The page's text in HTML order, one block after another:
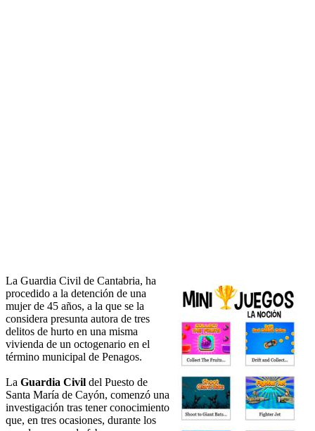
La Guardia Civil de Cantabria, ha
procedido a la detención de una
mujer de 45 años, a la que se la
considera presunta autora de tres
delitos de hurto en una misma
vivienda de un octogenario en el
término municipal de Penagos.
La Guardia Civil del Puesto de
Santa María de Cayón, comenzó una
investigación tras tener conocimiento
que, en tres ocasiones, durante los